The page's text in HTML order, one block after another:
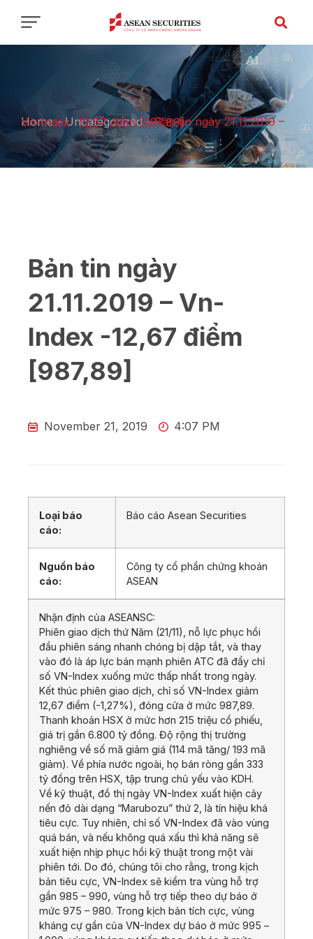
Home-Uncategorized-
Bản tin ngày 21.11.2019 – Vn-Index -12,67 điểm [987,89]
Bản tin ngày
21.11.2019 – Vn-
Index -12,67 điểm
[987,89]
November 21, 2019 4:07 PM
Loại báo
cáo:
Báo cáo Asean Securities
Nguồn báo
cáo:
Công ty cổ phần chứng khoán
ASEAN
Nhận định của ASEANSC:
Phiên giao dịch thứ Năm (21/11), nỗ lực phục hồi
đầu phiên sáng nhanh chóng bị dập tắt, và thay
vào đó là áp lực bán mạnh phiên ATC đã đẩy chỉ
số VN-Index xuống mức thấp nhất trong ngày.
Kết thúc phiên giao dịch, chỉ số VN-Index giảm
12,67 điểm (-1,27%), đóng cửa ở mức 987,89.
Thanh khoản HSX ở mức hơn 215 triệu cổ phiếu,
giá trị gần 6.800 tỷ đồng. Độ rộng thị trường
nghiêng về số mã giảm giá (114 mã tăng/ 193 mã
giảm). Về phía nước ngoài, họ bán ròng gần 333
tỷ đồng trên HSX, tập trung chủ yếu vào KDH.
Về kỹ thuật, đồ thị ngày VN-Index xuất hiện cây
nến đỏ dài dạng “Marubozu” thứ 2, là tín hiệu khá
tiêu cực. Tuy nhiên, chỉ số VN-Index đã vào vùng
quá bán, và nếu không quá xấu thì khả năng sẽ
xuất hiện nhịp phục hồi kỹ thuật trong một vài
phiên tới. Do đó, chúng tôi cho rằng, trong kịch
bản tiêu cực, VN-Index sẽ kiểm tra vùng hỗ trợ
gần 985 – 990, vùng hỗ trợ tiếp theo dự báo ở
mức 975 – 980. Trong kịch bản tích cực, vùng
kháng cự gần của VN-Index dự báo ở mức 995 –